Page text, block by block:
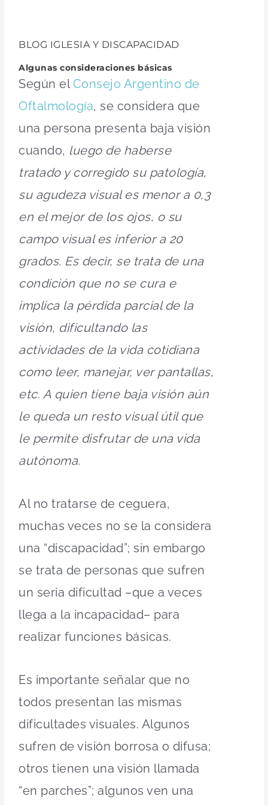
BLOG IGLESIA Y DISCAPACIDAD
Algunas consideraciones básicas
Según el Consejo Argentino de
Oftalmología, se considera que
una persona presenta baja visión
cuando, luego de haberse
tratado y corregido su patología,
su agudeza visual es menor a 0,3
en el mejor de los ojos, o su
campo visual es inferior a 20
grados. Es decir, se trata de una
condición que no se cura e
implica la pérdida parcial de la
visión, dificultando las
actividades de la vida cotidiana
como leer, manejar, ver pantallas,
etc. A quien tiene baja visión aún
le queda un resto visual útil que
le permite disfrutar de una vida
autónoma.
Al no tratarse de ceguera,
muchas veces no se la considera
una “discapacidad”; sin embargo
se trata de personas que sufren
un seria dificultad –que a veces
llega a la incapacidad– para
realizar funciones básicas.
Es importante señalar que no
todos presentan las mismas
dificultades visuales. Algunos
sufren de visión borrosa o difusa;
otros tienen una visión llamada
“en parches”; algunos ven una